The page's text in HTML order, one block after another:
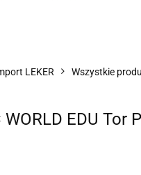
LEKER Wszystkie
WORLD EDU